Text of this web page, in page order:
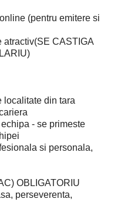
(pentru emitere si
atractiv(SE CASTIGA
localitate din tara
- se primeste
si personala,
OBLIGATORIU
perseverenta,